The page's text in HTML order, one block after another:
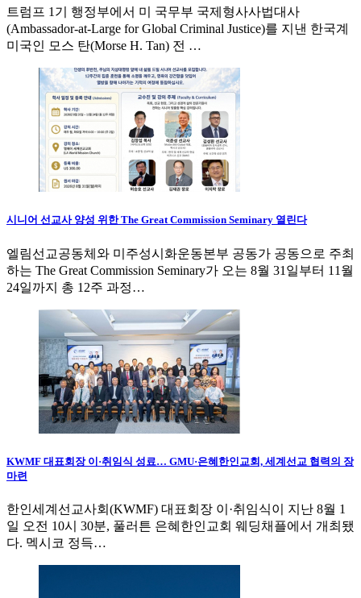
트럼프 1기 행정부에서 미 국무부 국제형사사법대사
(Ambassador-at-Large for Global Criminal Justice)를 지낸 한국계
미국인 모스 탄(Morse H. Tan) 전 …
시니어 선교사 양성 위한 The Great Commission Seminary 열린다
엘림선교공동체와 미주성시화운동본부 공동가 공동으로 주최
하는 The Great Commission Seminary가 오는 8월 31일부터 11월
24일까지 총 12주 과정…
KWMF 대표회장 이·취임식 성료… GMU·은혜한인교회, 세계선교 협력의 장
마련
한인세계선교사회(KWMF) 대표회장 이·취임식이 지난 8월 1
일 오전 10시 30분, 풀러튼 은혜한인교회 웨딩채플에서 개최됐
다. 멕시코 정득…